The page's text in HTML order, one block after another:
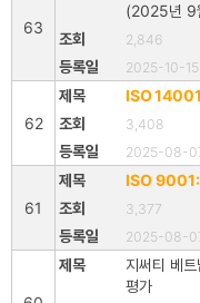
63
(2025년 9
2,846
2025-10-15
62
ISO
3,408
2025-08-
61
ISO
3,377
2025-08-
지써티 베
평가